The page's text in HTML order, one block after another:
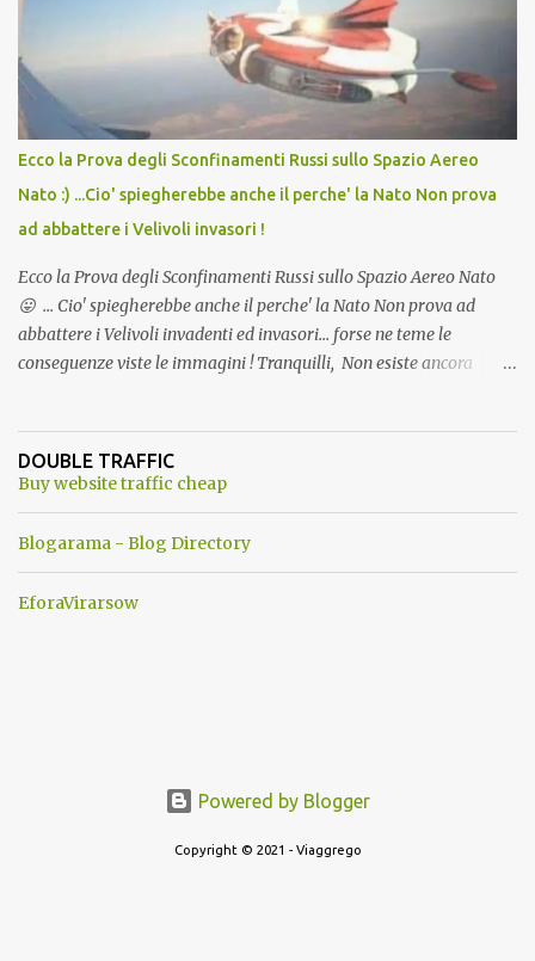
l'articolo per NON Dimenticare!
Ecco la Prova degli Sconfinamenti Russi sullo Spazio Aereo
Nato :) ...Cio' spiegherebbe anche il perche' la Nato Non prova
ad abbattere i Velivoli invasori !
Ecco la Prova degli Sconfinamenti Russi sullo Spazio Aereo Nato
😛 ... Cio' spiegherebbe anche il perche' la Nato Non prova ad
abbattere i Velivoli invadenti ed invasori... forse ne teme le
conseguenze viste le immagini ! Tranquilli, Non esiste ancora
ancora una fantasia Nato o forse una "False Flag", per provocare
una guerra mondiale che difficilmente da menti sane, potrebbe
DOUBLE TRAFFIC
Buy website traffic cheap
Blogarama - Blog Directory
EforaVirarsow
Powered by Blogger
Copyright © 2021 - Viaggrego